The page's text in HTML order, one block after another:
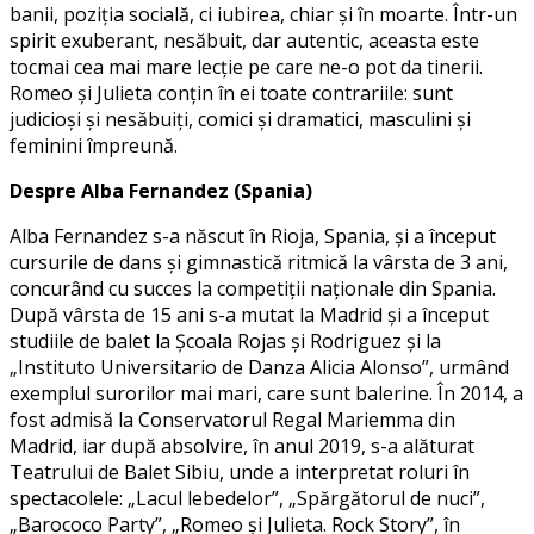
banii, poziția socială, ci iubirea, chiar și în moarte. Într-un
spirit exuberant, nesăbuit, dar autentic, aceasta este
tocmai cea mai mare lecție pe care ne-o pot da tinerii.
Romeo și Julieta conțin în ei toate contrariile: sunt
judicioși și nesăbuiți, comici și dramatici, masculini și
feminini împreună.
Despre Alba Fernandez (Spania)
Alba Fernandez s-a născut în Rioja, Spania, și a început
cursurile de dans și gimnastică ritmică la vârsta de 3 ani,
concurând cu succes la competiții naționale din Spania.
După vârsta de 15 ani s-a mutat la Madrid și a început
studiile de balet la Școala Rojas și Rodriguez și la
„Instituto Universitario de Danza Alicia Alonso”, urmând
exemplul surorilor mai mari, care sunt balerine. În 2014, a
fost admisă la Conservatorul Regal Mariemma din
Madrid, iar după absolvire, în anul 2019, s-a alăturat
Teatrului de Balet Sibiu, unde a interpretat roluri în
spectacolele: „Lacul lebedelor”, „Spărgătorul de nuci”,
„Barococo Party”, „Romeo și Julieta. Rock Story”, în